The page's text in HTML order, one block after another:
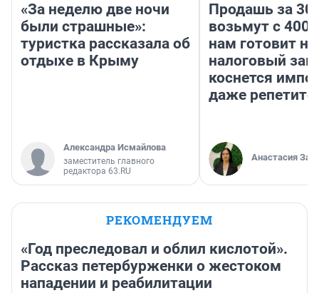
«За неделю две ночи
были страшные»:
туристка рассказала об
отдыхе в Крыму
Александра Исмайлова
заместитель главного
редактора 63.RU
Продашь за
возьмут с
нам готовит
налоговый
коснется
даже
Анастасия
РЕКОМЕНДУЕМ
«Год преследовал и облил кислотой».
Рассказ петербурженки о жестоком
нападении и реабилитации